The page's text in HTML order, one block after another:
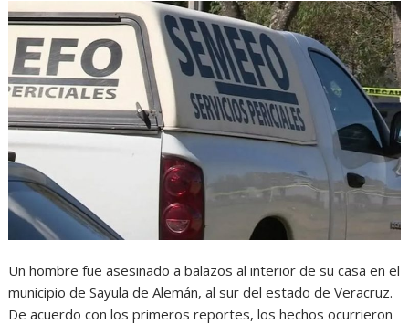
Un hombre fue asesinado a balazos al interior de su casa en el
municipio de Sayula de Alemán, al sur del estado de Veracruz.
De acuerdo con los primeros reportes, los hechos ocurrieron